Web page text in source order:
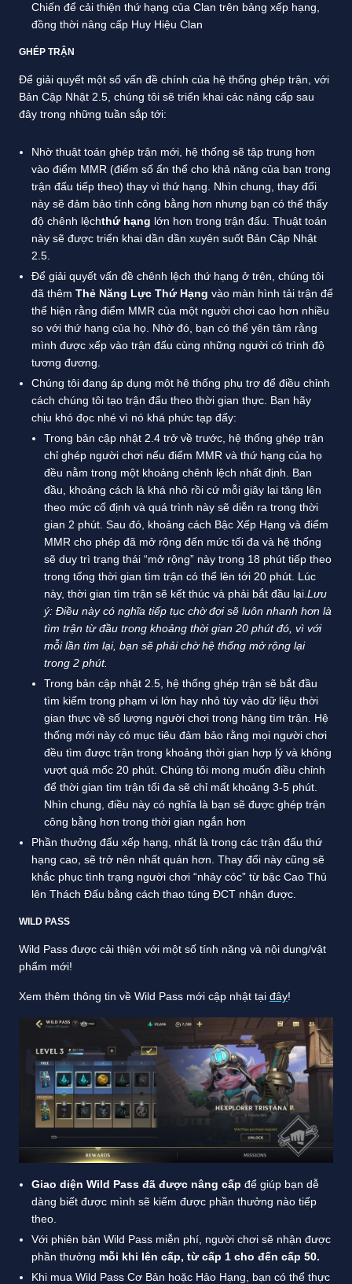
Chiến để cải thiện thứ hạng của Clan trên bảng xếp hạng,
đồng thời nâng cấp Huy Hiệu Clan
GHÉP TRẬN
Để giải quyết một số vấn đề chính của hệ thống ghép trận, với
Bản Cập Nhật 2.5, chúng tôi sẽ triển khai các nâng cấp sau
đây trong những tuần sắp tới:
Nhờ thuật toán ghép trận mới, hệ thống sẽ tập trung hơn
vào điểm MMR (điểm số ẩn thể cho khả năng của bạn trong
trận đấu tiếp theo) thay vì thứ hạng. Nhìn chung, thay đổi
này sẽ đảm bảo tính công bằng hơn nhưng bạn có thể thấy
độ chênh lệchthứ hạng lớn hơn trong trận đấu. Thuật toán
này sẽ được triển khai dần dần xuyên suốt Bản Cập Nhật
2.5.
Để giải quyết vấn đề chênh lệch thứ hạng ở trên, chúng tôi
đã thêm Thẻ Năng Lực Thứ Hạng vào màn hình tải trận để
thể hiện rằng điểm MMR của một người chơi cao hơn nhiều
so với thứ hạng của họ. Nhờ đó, bạn có thể yên tâm rằng
mình được xếp vào trận đấu cùng những người có trình độ
tương đương.
Chúng tôi đang áp dụng một hệ thống phụ trợ để điều chỉnh
cách chúng tôi tạo trận đấu theo thời gian thực. Bạn hãy
chịu khó đọc nhé vì nó khá phức tạp đấy:
Trong bản cập nhật 2.4 trở về trước, hệ thống ghép trận
chỉ ghép người chơi nếu điểm MMR và thứ hạng của họ
đều nằm trong một khoảng chênh lệch nhất định. Ban
đầu, khoảng cách là khá nhỏ rồi cứ mỗi giây lại tăng lên
theo mức cố định và quá trình này sẽ diễn ra trong thời
gian 2 phút. Sau đó, khoảng cách Bậc Xếp Hạng và điểm
MMR cho phép đã mở rộng đến mức tối đa và hệ thống
sẽ duy trì trạng thái “mở rộng” này trong 18 phút tiếp theo
trong tổng thời gian tìm trận có thể lên tới 20 phút. Lúc
này, thời gian tìm trận sẽ kết thúc và phải bắt đầu lại. Lưu
ý: Điều này có nghĩa tiếp tục chờ đợi sẽ luôn nhanh hơn là
tìm trận từ đầu trong khoảng thời gian 20 phút đó, vì với
mỗi lần tìm lại, bạn sẽ phải chờ hệ thống mở rộng lại
trong 2 phút.
Trong bản cập nhật 2.5, hệ thống ghép trận sẽ bắt đầu
tìm kiếm trong phạm vi lớn hay nhỏ tùy vào dữ liệu thời
gian thực về số lượng người chơi trong hàng tìm trận. Hệ
thống mới này có mục tiêu đảm bảo rằng mọi người chơi
đều tìm được trận trong khoảng thời gian hợp lý và không
vượt quá mốc 20 phút. Chúng tôi mong muốn điều chỉnh
để thời gian tìm trận tối đa sẽ chỉ mất khoảng 3-5 phút.
Nhìn chung, điều này có nghĩa là bạn sẽ được ghép trận
công bằng hơn trong thời gian ngắn hơn
Phần thưởng đấu xếp hạng, nhất là trong các trận đấu thứ
hạng cao, sẽ trở nên nhất quán hơn. Thay đổi này cũng sẽ
khắc phục tình trạng người chơi “nhảy cóc” từ bậc Cao Thủ
lên Thách Đấu bằng cách thao túng ĐCT nhận được.
WILD PASS
Wild Pass được cải thiện với một số tính năng và nội dung/vật
phẩm mới!
Xem thêm thông tin về Wild Pass mới cập nhật tại đây!
Giao diện Wild Pass đã được nâng cấp để giúp bạn dễ
dàng biết được mình sẽ kiếm được phần thưởng nào tiếp
theo.
Với phiên bản Wild Pass miễn phí, người chơi sẽ nhận được
phần thưởng mỗi khi lên cấp, từ cấp 1 cho đến cấp 50.
Khi mua Wild Pass Cơ Bản hoặc Hảo Hạng, bạn có thể thực